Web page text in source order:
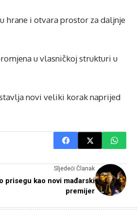
hrane i otvara prostor za daljnje
u vlasničkoj strukturi u
novi veliki korak naprijed
Sljedeći Članak
prisegu kao novi mađarski
premijer